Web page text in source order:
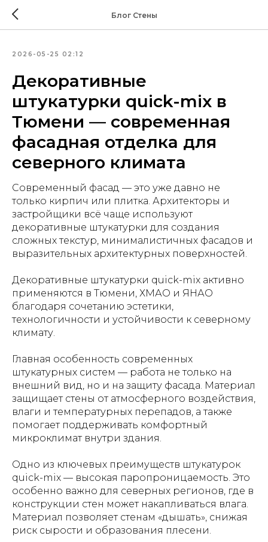
Блог Стены
2026-05-25 02:12
Декоративные
штукатурки quick-mix в
Тюмени — современная
фасадная отделка для
северного климата
Современный фасад — это уже давно не
только кирпич или плитка. Архитекторы и
застройщики всё чаще используют
декоративные штукатурки для создания
сложных текстур, минималистичных фасадов и
выразительных архитектурных поверхностей.
Декоративные штукатурки quick-mix активно
применяются в Тюмени, ХМАО и ЯНАО
благодаря сочетанию эстетики,
технологичности и устойчивости к северному
климату.
Главная особенность современных
штукатурных систем — работа не только на
внешний вид, но и на защиту фасада. Материал
защищает стены от атмосферного воздействия,
влаги и температурных перепадов, а также
помогает поддерживать комфортный
микроклимат внутри здания.
Одно из ключевых преимуществ штукатурок
quick-mix — высокая паропроницаемость. Это
особенно важно для северных регионов, где в
конструкции стен может накапливаться влага.
Материал позволяет стенам «дышать», снижая
риск сырости и образования плесени.